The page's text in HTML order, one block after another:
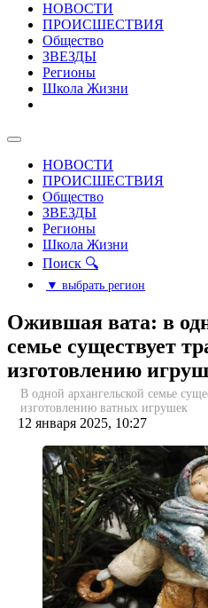
НОВОСТИ
ПРОИСШЕСТВИЯ
Общество
ЗВЕЗДЫ
Регионы
Школа Жизни
НОВОСТИ
ПРОИСШЕСТВИЯ
Общество
ЗВЕЗДЫ
Регионы
Школа Жизни
Поиск 🔍
▼ выбрать регион
Ожившая вата: в
семье существует
изготовлению
В одной архангельской семье
изготовлению ватных игрушек
12 января 2025, 10:27